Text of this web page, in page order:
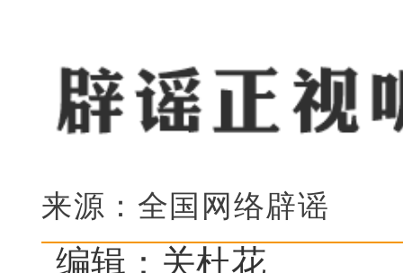
来源：全国网络辟谣
编辑：关杜花